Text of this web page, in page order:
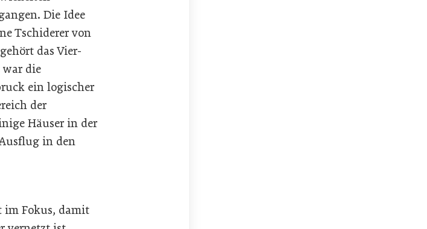
Die Idee
Tschiderer von
das Vier-
war die
ein logischer
der
Häuser in der
in den
im Fokus, damit